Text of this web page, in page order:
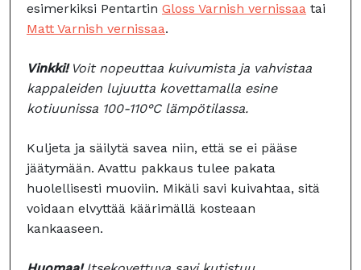
esimerkiksi Pentartin Gloss Varnish vernissaa tai
Matt Varnish vernissaa.
Vinkki!Voit nopeuttaa kuivumista ja vahvistaa
kappaleiden lujuutta kovettamalla esine
kotiuunissa 100-110°C lämpötilassa.
Kuljeta ja säilytä savea niin, että se ei pääse
jäätymään. Avattu pakkaus tulee pakata
huolellisesti muoviin. Mikäli savi kuivahtaa, sitä
voidaan elvyttää käärimällä kosteaan
kankaaseen.